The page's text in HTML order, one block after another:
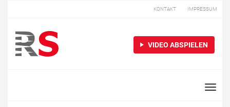
KONTAKT IMPRESSUM
VIDEO ABSPIELEN
Toggle